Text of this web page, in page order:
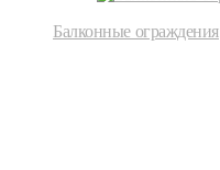
Балконные ограждения